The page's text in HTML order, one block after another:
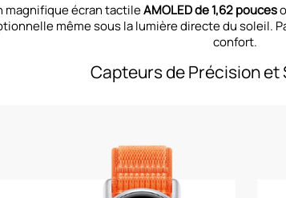
écran tactileAMOLED de 1,62 pouces
même sous la lumière directe du
confort.
Capteurs de Précision et